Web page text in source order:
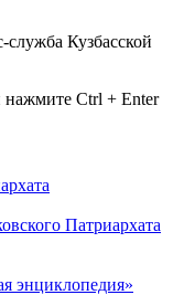
служба Кузбасской
нажмите Ctrl + Enter
Патриархата
энциклопедия»